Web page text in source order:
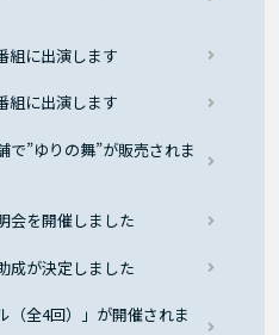
組に出演します
組に出演します
で”ゆりの舞”が販売されま
会を開催しました
成が決定しました
（全4回）」が開催されま